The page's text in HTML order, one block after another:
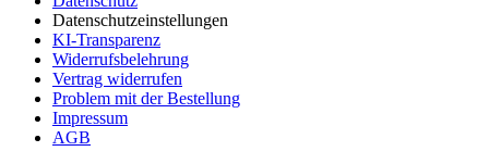
Datenschutzeinstellungen
KI-Transparenz
Widerrufsbelehrung
Vertrag widerrufen
Problem mit der Bestellung
Impressum
AGB